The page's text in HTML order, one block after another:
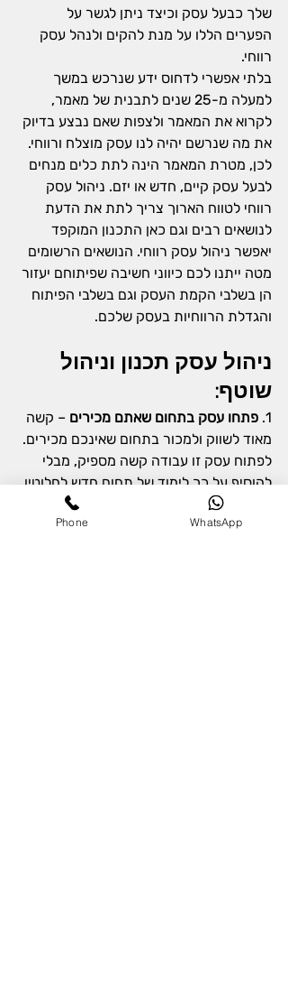
שלך כבעל עסק וכיצד ניתן לגשר על
הפערים הללו על מנת להקים ולנהל עסק
רווחי.
בלתי אפשרי לדחוס ידע שנרכש במשך
למעלה מ-25 שנים לתבנית של מאמר,
לקרוא את המאמר ולצפות שאם נבצע בדיוק
את מה שנרשם יהיה לנו עסק מוצלח ורווחי.
לכן, מטרת המאמר הינה לתת כלים מנחים
לבעל עסק קיים, חדש או יזם. ניהול עסק
רווחי לטווח הארוך צריך לתת את הדעת
לנושאים רבים וגם כאן התכנון המוקפד
יאפשר ניהול עסק רווחי. הנושאים הרשומים
מטה ייתנו לכם כיווני חשיבה שפיתוחם יעזור
הן בשלבי הקמת העסק וגם בשלבי הפיתוח
והגדלת הרווחיות בעסק שלכם.
ניהול עסק תכנון וניהול
שוטף:
1. פתחו עסק בתחום שאתם מכירים – קשה
מאוד לשווק ולמכור בתחום שאינכם מכירים.
לפתוח עסק זו עבודה קשה מספיק, מבלי
להוסיף על כך לימוד של תחום חדש לחלוטין.
אם כן החלטתם לפתוח עסק בתחום שאינכם
מכירים, ודאו שאתם מקיפים את עצמכם
Phone WhatsApp